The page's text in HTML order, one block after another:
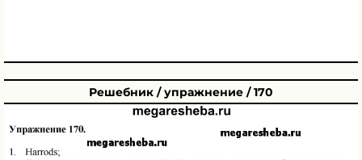
Решебник / упражнение / 170